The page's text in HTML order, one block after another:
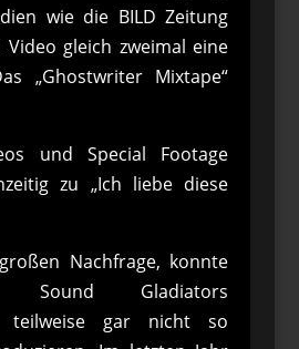
wie die BILD Zeitung
gleich zweimal eine
„Ghostwriter Mixtape“
und Special Footage
zu „Ich liebe diese
Nachfrage, konnte
Gladiators
teilweise gar nicht so